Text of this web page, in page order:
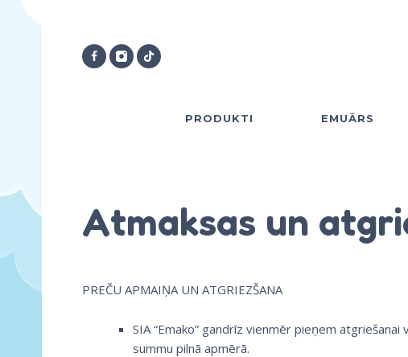
PRODUKTI EMUĀRS
Atmaksas un
PREČU APMAIŅA UN ATGRIEZŠANA
SIA “Emako” gandrīz vienmēr pieņem
summu pilnā apmērā.